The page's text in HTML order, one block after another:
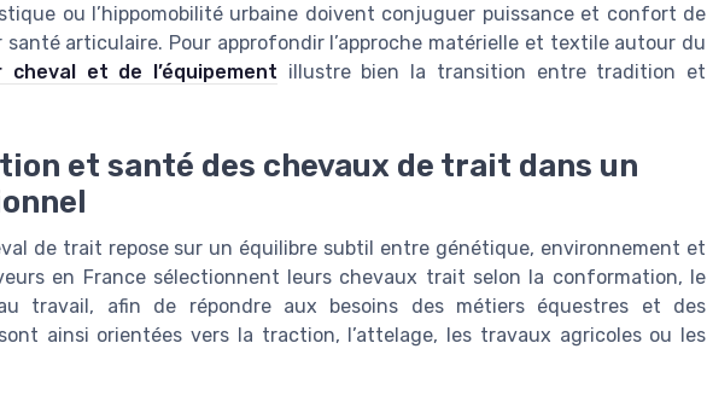
ou l’hippomobilité urbaine doivent conjuguer puissance et confort de
santé articulaire. Pour approfondir l’approche matérielle et textile autour du
cheval et de l’équipement illustre bien la transition entre tradition et
et santé des chevaux de trait dans un
de trait repose sur un équilibre subtil entre génétique, environnement et
en France sélectionnent leurs chevaux trait selon la conformation, le
travail, afin de répondre aux besoins des métiers équestres et des
ainsi orientées vers la traction, l’attelage, les travaux agricoles ou les